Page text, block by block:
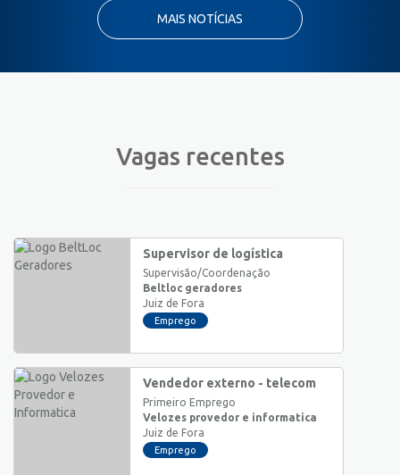
MAIS NOTÍCIAS
Vagas recentes
Supervisor de logística
Supervisão/Coordenação
Beltloc geradores
Juiz de Fora
Emprego
Vendedor externo - telecom
Primeiro Emprego
Velozes provedor e informatica
Juiz de Fora
Emprego